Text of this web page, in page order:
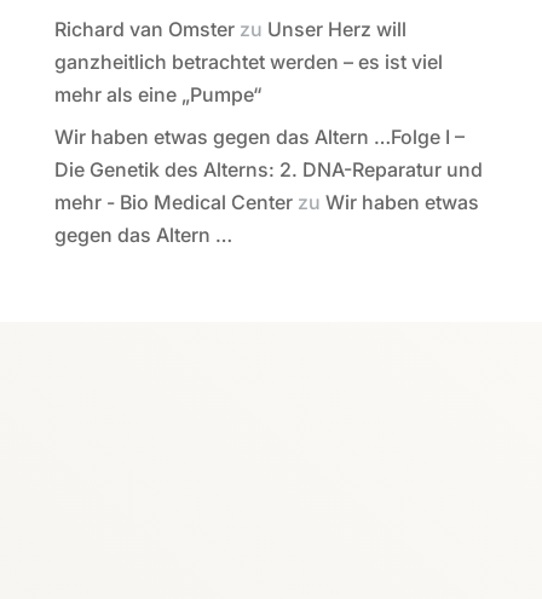
Richard van Omsterzu Unser Herz will
ganzheitlich betrachtet werden – es ist viel
mehr als eine „Pumpe“
Wir haben etwas gegen das Altern …Folge I –
Die Genetik des Alterns: 2. DNA-Reparatur und
mehr - Bio Medical Centerzu Wir haben etwas
gegen das Altern …